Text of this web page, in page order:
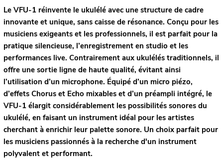
Le VFU-1 réinvente le ukulélé avec une structure de cadre
innovante et unique, sans caisse de résonance. Conçu pour les
musiciens exigeants et les professionnels, il est parfait pour la
pratique silencieuse, l’enregistrement en studio et les
performances live. Contrairement aux ukulélés traditionnels, il
offre une sortie ligne de haute qualité, évitant ainsi
l’utilisation d’un microphone. Équipé d’un micro piézo,
d’effets Chorus et Echo mixables et d’un préampli intégré, le
VFU-1 élargit considérablement les possibilités sonores du
ukulélé, en faisant un instrument idéal pour les artistes
cherchant à enrichir leur palette sonore. Un choix parfait pour
les musiciens passionnés à la recherche d'un instrument
polyvalent et performant.